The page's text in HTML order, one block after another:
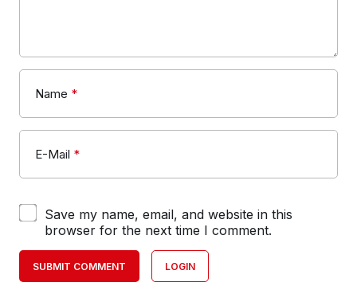
Name *
E-Mail *
Save my name, email, and website in this
browser for the next time I comment.
SUBMIT COMMENT LOGIN